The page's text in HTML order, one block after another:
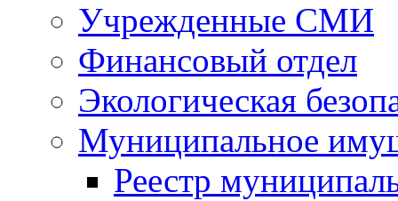
Учрежденные СМИ
Финансовый отдел
Экологическая
Муниципальное
Реестр